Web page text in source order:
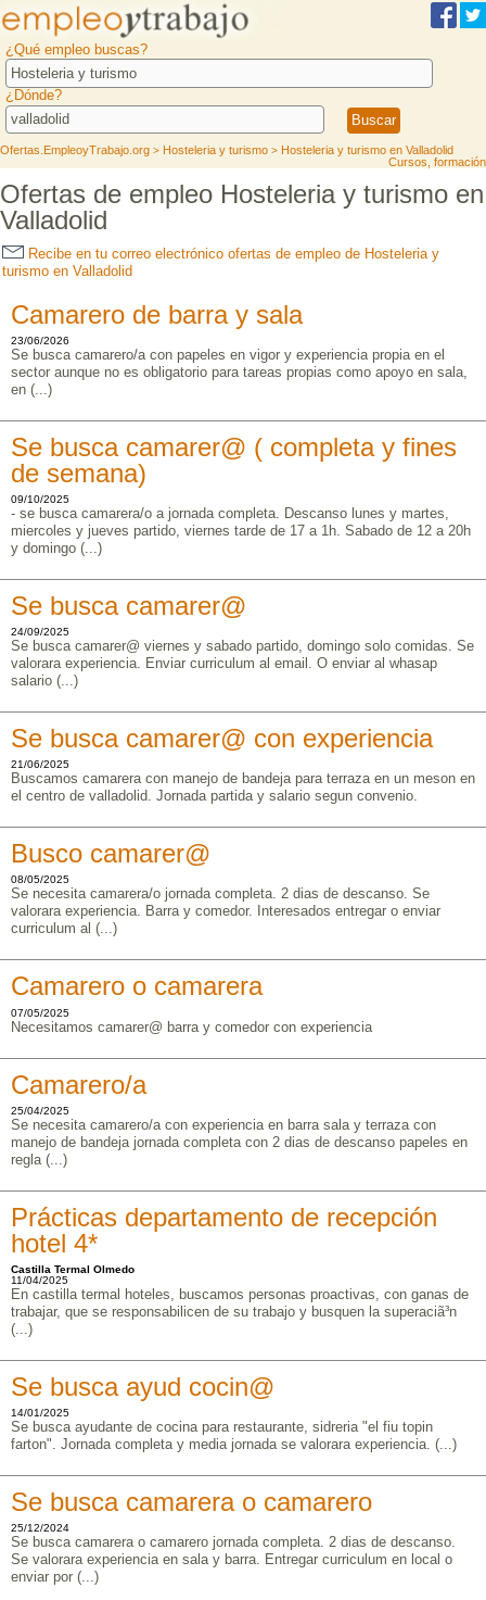
¿Qué empleo buscas?
¿Dónde?
Ofertas.EmpleoyTrabajo.org > Hosteleria y turismo > Hosteleria y turismo en Valladolid
Cursos, formación
Ofertas de empleo Hosteleria y turismo en
Valladolid
Recibe en tu correo electrónico ofertas de empleo de Hosteleria y
turismo en Valladolid
Camarero de barra y sala
23/06/2026
Se busca camarero/a con papeles en vigor y experiencia propia en el
sector aunque no es obligatorio para tareas propias como apoyo en sala,
en (...)
Se busca camarer@ ( completa y fines
de semana)
09/10/2025
- se busca camarera/o a jornada completa. Descanso lunes y martes,
miercoles y jueves partido, viernes tarde de 17 a 1h. Sabado de 12 a 20h
y domingo (...)
Se busca camarer@
24/09/2025
Se busca camarer@ viernes y sabado partido, domingo solo comidas. Se
valorara experiencia. Enviar curriculum al email. O enviar al whasap
salario (...)
Se busca camarer@ con experiencia
21/06/2025
Buscamos camarera con manejo de bandeja para terraza en un meson en
el centro de valladolid. Jornada partida y salario segun convenio.
Busco camarer@
08/05/2025
Se necesita camarera/o jornada completa. 2 dias de descanso. Se
valorara experiencia. Barra y comedor. Interesados entregar o enviar
curriculum al (...)
Camarero o camarera
07/05/2025
Necesitamos camarer@ barra y comedor con experiencia
Camarero/a
25/04/2025
Se necesita camarero/a con experiencia en barra sala y terraza con
manejo de bandeja jornada completa con 2 dias de descanso papeles en
regla (...)
Prácticas departamento de recepción
hotel 4*
Castilla Termal Olmedo
11/04/2025
En castilla termal hoteles, buscamos personas proactivas, con ganas de
trabajar, que se responsabilicen de su trabajo y busquen la superaciã³n
(...)
Se busca ayud cocin@
14/01/2025
Se busca ayudante de cocina para restaurante, sidreria "el fiu topin
farton". Jornada completa y media jornada se valorara experiencia. (...)
Se busca camarera o camarero
25/12/2024
Se busca camarera o camarero jornada completa. 2 dias de descanso.
Se valorara experiencia en sala y barra. Entregar curriculum en local o
enviar por (...)